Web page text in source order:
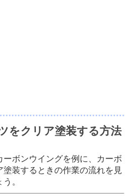
をクリア塗装する方法
ーボンウイングを例に、カーボ
塗装するときの作業の流れを見
。